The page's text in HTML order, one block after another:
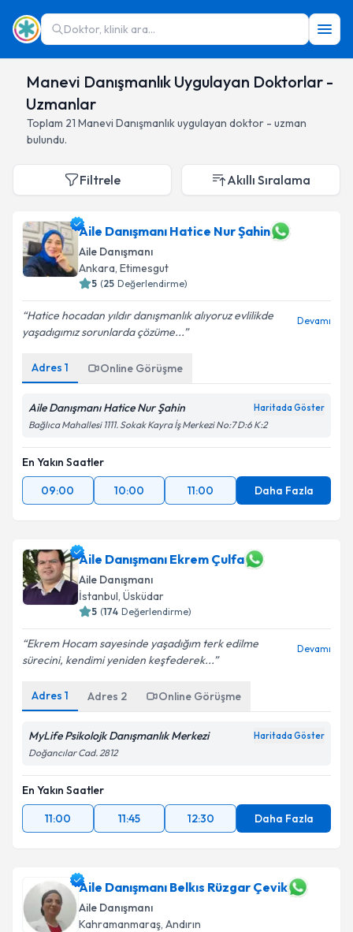
Doktor, klinik ara...
Manevi Danışmanlık Uygulayan Doktorlar -
Uzmanlar
Toplam 21 Manevi Danışmanlıkuygulayan doktor - uzman
bulundu.
Filtrele Akıllı Sıralama
Aile Danışmanı Hatice Nur Şahin
Aile Danışmanı
Ankara, Etimesgut
5 (25 Değerlendirme)
Hatice hocadan yıldır danışmanlık alıyoruz evlilikde
yaşadıgımız sorunlarda çözüme...
Devamı
Adres 1 Online Görüşme
Aile Danışmanı Hatice Nur Şahin Haritada Göster
Bağlıca Mahallesi 1111. Sokak Kayra İş Merkezi No:7 D:6 K:2
En Yakın Saatler
09:00
10:00 11:00 Daha Fazla
Aile Danışmanı Ekrem Çulfa
Aile Danışmanı
İstanbul, Üsküdar
5 (174 Değerlendirme)
Ekrem Hocam sayesinde yaşadığım terk edilme
sürecini, kendimi yeniden keşfederek...
Devamı
Adres 1 Adres 2 Online Görüşme
MyLife Psikolojk Danışmanlık Merkezi Haritada Göster
Doğancılar Cad. 2812
En Yakın Saatler
11:00
11:45 12:30 Daha Fazla
Aile Danışmanı Belkıs Rüzgar Çevik
Aile Danışmanı
Kahramanmaraş, Andırın